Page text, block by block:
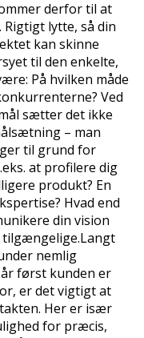
derfor til at
lytte, så din
kan skinne
til den enkelte,
På hvilken måde
Ved
sætter det ikke
– man
til grund for
at profilere dig
produkt? En
Hvad end
din vision
tilgængelige.Langt
nemlig
først kunden er
er det vigtigt at
Her er især
for præcis,